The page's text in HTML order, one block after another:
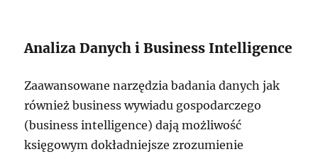
Analiza Danych i Business Intelligence
Zaawansowane narzędzia badania danych jak
również business wywiadu gospodarczego
(business intelligence) dają możliwość
księgowym dokładniejsze zrozumienie